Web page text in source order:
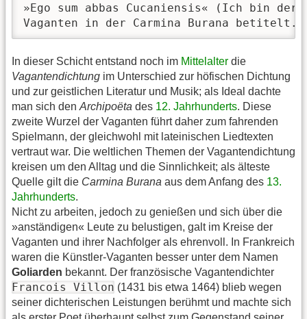
»Ego sum abbas Cucaniensis« (Ich bin
Vaganten in der Carmina Burana betitelt.
In dieser Schicht entstand noch im Mittelalter die
Vagantendichtung im Unterschied zur höfischen Dichtung
und zur geistlichen Literatur und Musik; als Ideal dachte
man sich denArchipoëta des 12. Jahrhunderts. Diese
zweite Wurzel der Vaganten führt daher zum fahrenden
Spielmann, der gleichwohl mit lateinischen Liedtexten
vertraut war. Die weltlichen Themen der Vagantendichtung
kreisen um den Alltag und die Sinnlichkeit; als älteste
Quelle gilt die Carmina Burana aus dem Anfang des 13.
Jahrhunderts.
Nicht zu arbeiten, jedoch zu genießen und sich über die
»anständigen« Leute zu belustigen, galt im Kreise der
Vaganten und ihrer Nachfolger als ehrenvoll. In Frankreich
waren die Künstler-Vaganten besser unter dem Namen
Goliarden bekannt. Der französische Vagantendichter
Francois Villon (1431 bis etwa 1464) blieb wegen
seiner dichterischen Leistungen berühmt und machte sich